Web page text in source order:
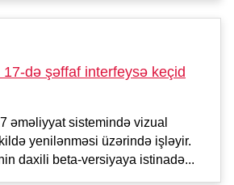
də şəffaf interfeysə keçid
əməliyyat sistemində vizual
yenilənməsi üzərində işləyir.
daxili beta-versiyaya istinadə...